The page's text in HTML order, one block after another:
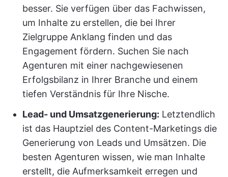
besser. Sie verfügen über das Fachwissen,
um Inhalte zu erstellen, die bei Ihrer
Zielgruppe Anklang finden und das
Engagement fördern. Suchen Sie nach
Agenturen mit einer nachgewiesenen
Erfolgsbilanz in Ihrer Branche und einem
tiefen Verständnis für Ihre Nische.
Lead- und Umsatzgenerierung: Letztendlich
ist das Hauptziel des Content-Marketings die
Generierung von Leads und Umsätzen. Die
besten Agenturen wissen, wie man Inhalte
erstellt, die Aufmerksamkeit erregen und